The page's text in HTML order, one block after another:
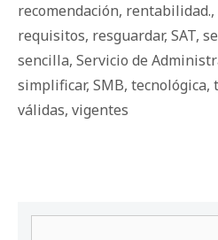
recomendación, rentabilidad.,
requisitos, resguardar, SAT,
sencilla, Servicio de
simplificar, SMB, tecnológica,
válidas, vigentes